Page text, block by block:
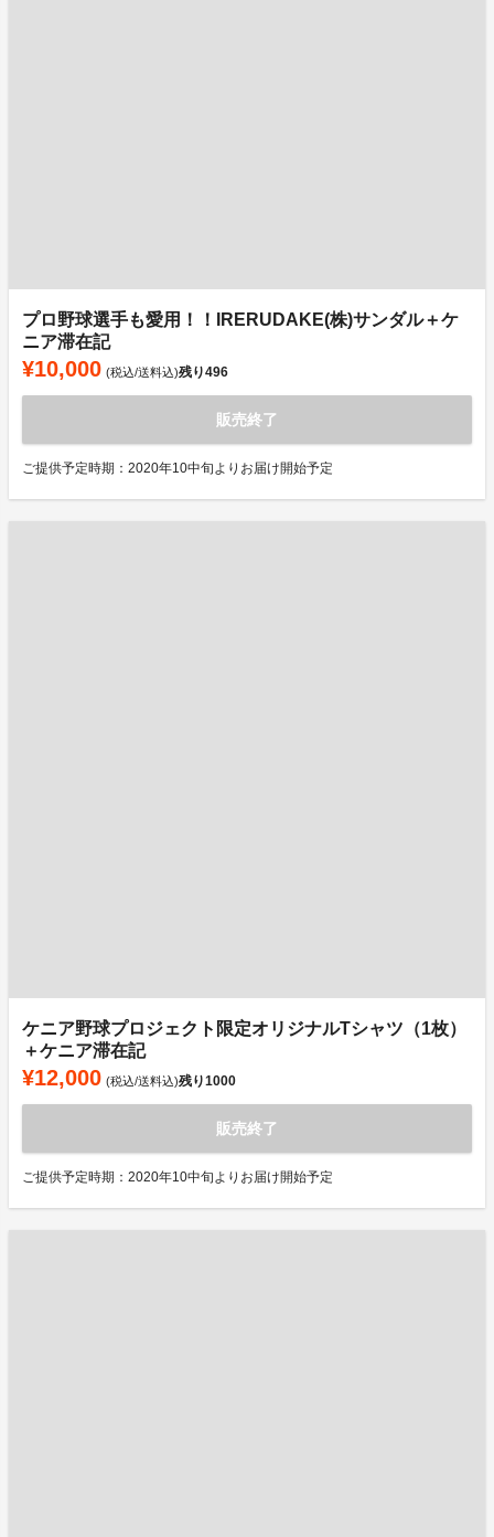
プロ野球選手も愛用！！IRERUDAKE(株)サンダル＋ケ
ニア滞在記
¥10,000 (税込/送料込)残り496
販売終了
ご提供予定時期：2020年10中旬よりお届け開始予定
ケニア野球プロジェクト限定オリジナルTシャツ（1枚）
＋ケニア滞在記
¥12,000 (税込/送料込)残り1000
販売終了
ご提供予定時期：2020年10中旬よりお届け開始予定